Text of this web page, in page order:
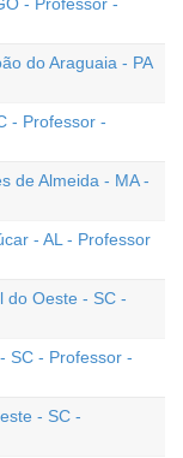
do Araguaia - PA
- Professor -
de Almeida - MA -
- AL - Professor
do Oeste - SC -
SC - Professor -
- SC -